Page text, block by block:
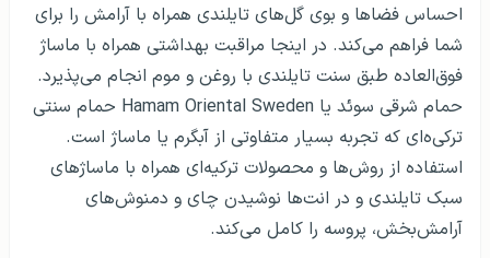
احساس فضاها و بوی گل‌های تایلندی همراه با آرامش را برای
شما فراهم می‌کند. در اینجا مراقبت بهداشتی همراه با ماساژ
فوق‌العاده طبق سنت تایلندی با روغن و موم انجام می‌پذیرد.
حمام شرقی سوئد یا Hamam Oriental Sweden حمام سنتی
ترکی‌ه‌ای که تجربه بسیار متفاوتی از آبگرم یا ماساژ است.
استفاده از روش‌ها و محصولات ترکیه‌ای همراه با ماساژهای
سبک تایلندی و در انت‌ها نوشیدن چای و دمنوش‌های
آرامش‌بخش، پروسه را کامل می‌کند.